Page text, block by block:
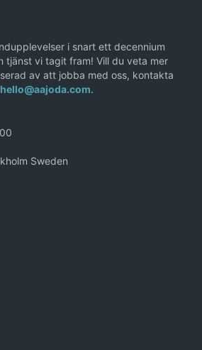
i snart ett decennium
tjänst vi tagit fram! Vill du veta mer
av att jobba med oss, kontakta
hello@aajoda.com.
Sweden